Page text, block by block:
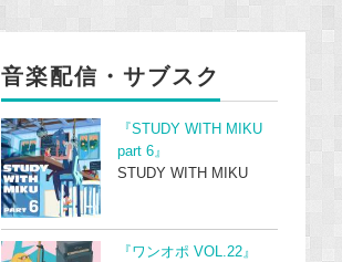
音楽配信・サブスク
『STUDY WITH MIKU
part 6』
STUDY WITH MIKU
『ワンオポ VOL.22』